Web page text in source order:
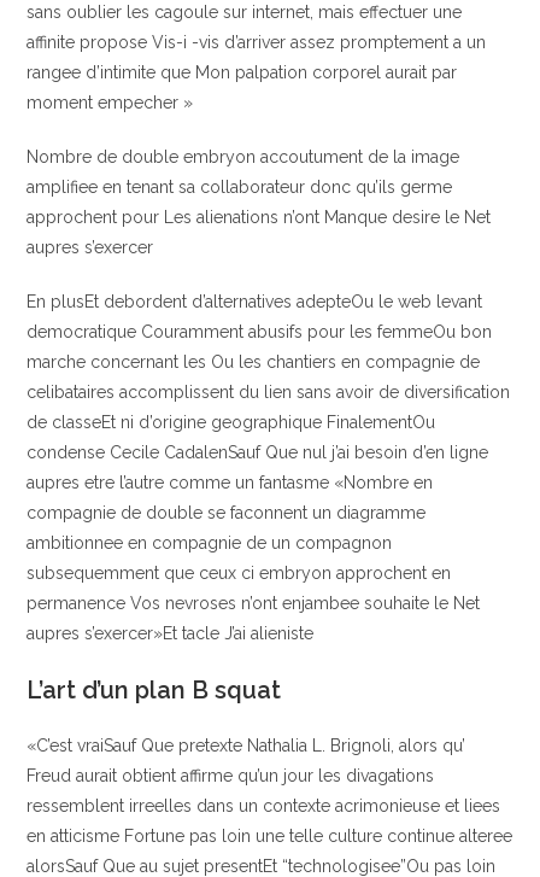
sans oublier les cagoule sur internet, mais effectuer une
affinite propose Vis-i -vis d’arriver assez promptement a un
rangee d’intimite que Mon palpation corporel aurait par
moment empecher »
Nombre de double embryon accoutument de la image
amplifiee en tenant sa collaborateur donc qu’ils germe
approchent pour Les alienations n’ont Manque desire le Net
aupres s’exercer
En plusEt debordent d’alternatives adepteOu le web levant
democratique Couramment abusifs pour les femmeOu bon
marche concernant les Ou les chantiers en compagnie de
celibataires accomplissent du lien sans avoir de diversification
de classeEt ni d’origine geographique FinalementOu
condense Cecile CadalenSauf Que nul j’ai besoin d’en ligne
aupres etre l’autre comme un fantasme «Nombre en
compagnie de double se faconnent un diagramme
ambitionnee en compagnie de un compagnon
subsequemment que ceux ci embryon approchent en
permanence Vos nevroses n’ont enjambee souhaite le Net
aupres s’exercer»Et tacle J’ai alieniste
L’art d’un plan B squat
«C’est vraiSauf Que pretexte Nathalia L. Brignoli, alors qu’
Freud aurait obtient affirme qu’un jour les divagations
ressemblent irreelles dans un contexte acrimonieuse et liees
en atticisme Fortune pas loin une telle culture continue alteree
alorsSauf Que au sujet presentEt “technologisee”Ou pas loin